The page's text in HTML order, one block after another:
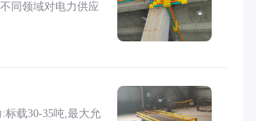
同领域对电力供应
标载30-35吨,最大允